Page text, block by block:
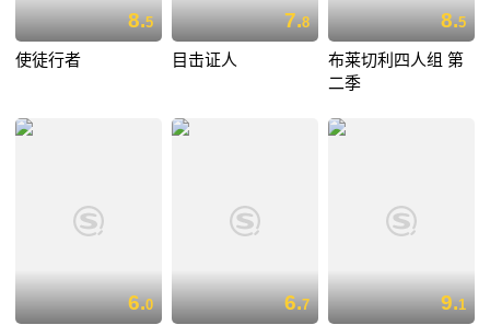
8.5
使徒行者
7.8
目击证人
8.5
布莱切利四人组 第
二季
6.0 6.7 9.1